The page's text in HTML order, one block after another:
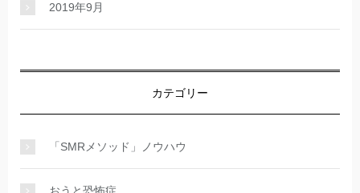
2019年9月
カテゴリー
「SMRメソッド」ノウハウ